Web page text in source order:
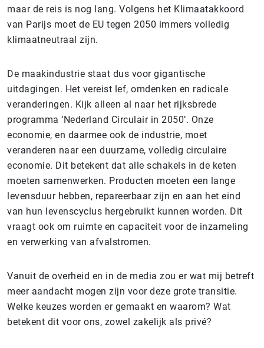
maar de reis is nog lang. Volgens het Klimaatakkoord
van Parijs moet de EU tegen 2050 immers volledig
klimaatneutraal zijn.
De maakindustrie staat dus voor gigantische
uitdagingen. Het vereist lef, omdenken en radicale
veranderingen. Kijk alleen al naar het rijksbrede
programma ‘Nederland Circulair in 2050’. Onze
economie, en daarmee ook de industrie, moet
veranderen naar een duurzame, volledig circulaire
economie. Dit betekent dat alle schakels in de keten
moeten samenwerken. Producten moeten een lange
levensduur hebben, repareerbaar zijn en aan het eind
van hun levenscyclus hergebruikt kunnen worden. Dit
vraagt ook om ruimte en capaciteit voor de inzameling
en verwerking van afvalstromen.
Vanuit de overheid en in de media zou er wat mij betreft
meer aandacht mogen zijn voor deze grote transitie.
Welke keuzes worden er gemaakt en waarom? Wat
betekent dit voor ons, zowel zakelijk als privé?